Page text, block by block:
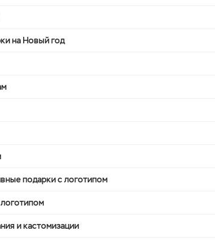
на Новый год
подарки с логотипом
и кастомизации